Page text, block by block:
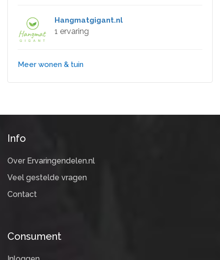
Hangmatgigant.nl
1 ervaring
Meer wonen & tuin
Info
Over Ervaringendelen.nl
Veel gestelde vragen
Contact
Consument